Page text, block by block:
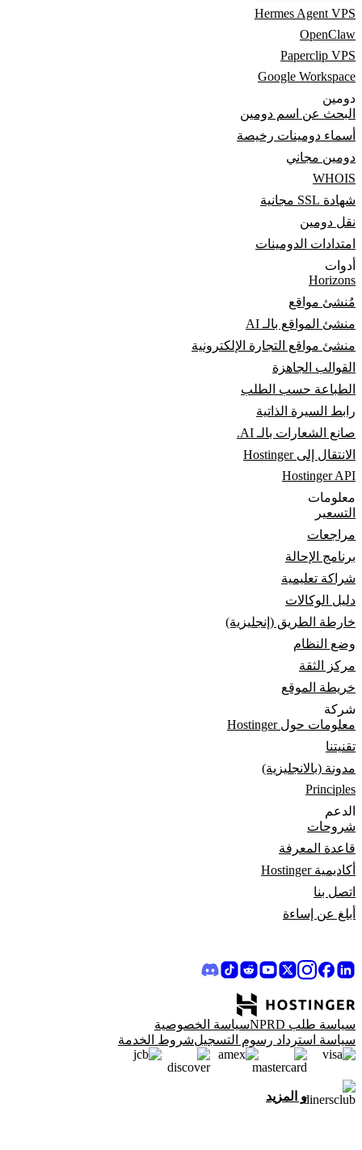
Hermes Agent VPS
OpenClaw
Paperclip VPS
Google Workspace
دومين
البحث عن اسم دومين
أسماء دومينات رخيصة
دومين مجاني
WHOIS
شهادة SSL مجانية
نقل دومين
امتدادات الدومينات
أدوات
Horizons
مُنشئ مواقع
منشئ المواقع بالـ AI
منشئ مواقع التجارة الإلكترونية
القوالب الجاهزة
الطباعة حسب الطلب
رابط السيرة الذاتية
صانع الشعارات بالـ AI.
الانتقال إلى Hostinger
Hostinger API
معلومات
التسعير
مراجعات
برنامج الإحالة
شراكة تعليمية
دليل الوكالات
خارطة الطريق (إنجليزية)
وضع النظام
مركز الثقة
خريطة الموقع
شركة
معلومات حول Hostinger
تقنيتنا
مدونة (بالانجليزية)
Principles
الدعم
شروحات
قاعدة المعرفة
أكاديمية Hostinger
اتصل بنا
أبلغ عن إساءة
سياسة طلب NPRD
سياسة الخصوصية
سياسة استرداد رسوم التسجيلشروط الخدمة
و المزيد